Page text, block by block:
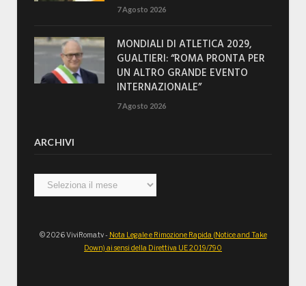
7 Agosto 2026
MONDIALI DI ATLETICA 2029,
GUALTIERI: “ROMA PRONTA PER
UN ALTRO GRANDE EVENTO
INTERNAZIONALE”
7 Agosto 2026
ARCHIVI
Archivi
© 2026 ViviRoma.tv - Nota Legale e Rimozione Rapida (Notice and Take
Down) ai sensi della Direttiva UE 2019/790